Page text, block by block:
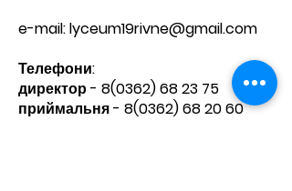
e-mail:lyceum19rivne@gmail.com
Телефони:​
директор - 8(0362) 68 23 75
приймальня - 8(0362) 68 20 60